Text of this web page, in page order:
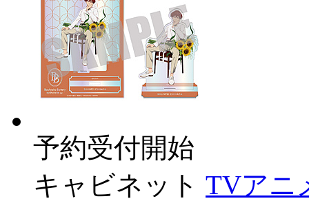
予約受付開始
キャビネット TVアニ